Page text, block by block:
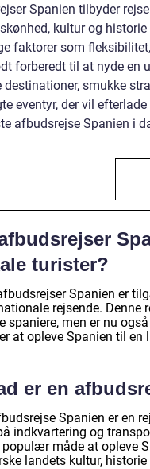
Spanien tilbyder
kultur og
faktorer som
forberedt til at nyde en
destinationer, smukke
eventyr, der vil
afbudsrejse Spanien i
turister?
Spanien er
rejsende.
spaniere, men er nu
at opleve Spanien til en
er en
Spanien er en
indkvartering og
populær måde at opleve
landets kultur,